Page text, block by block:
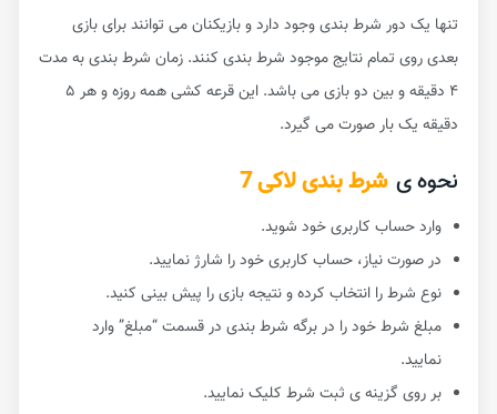
تنها یک دور شرط بندی وجود دارد و بازیکنان می توانند برای بازی
بعدی روی تمام نتایج موجود شرط بندی کنند. زمان شرط بندی به مدت
۴ دقیقه و بین دو بازی می باشد. این قرعه کشی همه روزه و هر ۵
دقیقه یک بار صورت می گیرد.
نحوه ی شرط بندی لاکی 7
وارد حساب کاربری خود شوید.
در صورت نیاز، حساب کاربری خود را شارژ نمایید.
نوع شرط را انتخاب کرده و نتیجه بازی را پیش بینی کنید.
مبلغ شرط خود را در برگه شرط بندی در قسمت “مبلغ” وارد
نمایید.
بر روی گزینه ی ثبت شرط کلیک نمایید.